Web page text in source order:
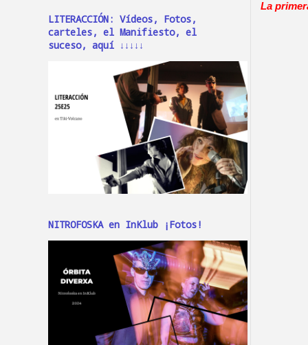
La
LITERACCIÓN: Vídeos, Fotos,
carteles, el Manifiesto, el
suceso, aquí ↓↓↓↓↓
NITROFOSKA en InKlub ¡Fotos!